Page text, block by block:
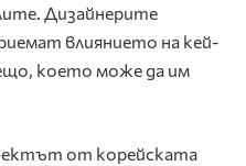
Дизайнерите
влиянието на кей-
което може да им
от корейската